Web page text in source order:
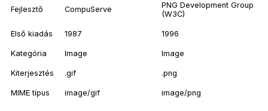
Fejlesztő CompuServe
PNG Development Group
(W3C)
Első kiadás 1987 1996
Kategória Image Image
Kiterjesztés .gif .png
MIME típus image/gif image/png